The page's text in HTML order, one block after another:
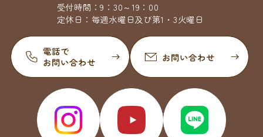
受付時間：9：30～19：00
定休日： 毎週水曜日及び第1・3火曜日